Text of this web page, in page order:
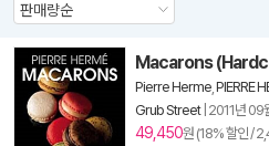
Macarons
Pierre Herme PIERRE
Grub Street| 2011년 09
49,450원 (18% 할인 /